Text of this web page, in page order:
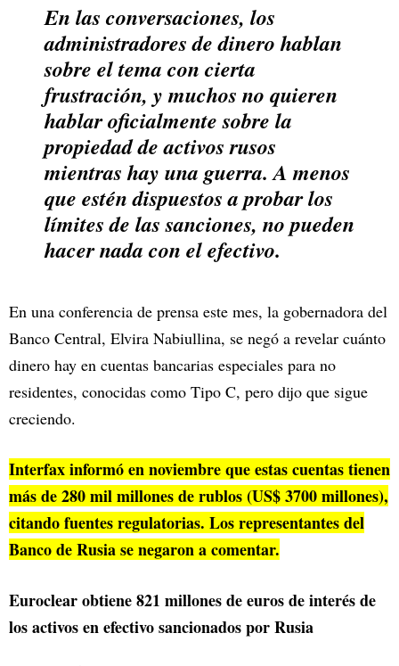
En las conversaciones, los
administradores de dinero hablan
sobre el tema con cierta
frustración, y muchos no quieren
hablar oficialmente sobre la
propiedad de activos rusos
mientras hay una guerra. A menos
que estén dispuestos a probar los
límites de las sanciones, no pueden
hacer nada con el efectivo.
En una conferencia de prensa este mes, la gobernadora del
Banco Central, Elvira Nabiullina, se negó a revelar cuánto
dinero hay en cuentas bancarias especiales para no
residentes, conocidas como Tipo C, pero dijo que sigue
creciendo.
Interfax informó en noviembre que estas cuentas tienen
más de 280 mil millones de rublos (US$ 3700 millones),
citando fuentes regulatorias. Los representantes del
Banco de Rusia se negaron a comentar.
Euroclear obtiene 821 millones de euros de interés de
los activos en efectivo sancionados por Rusia